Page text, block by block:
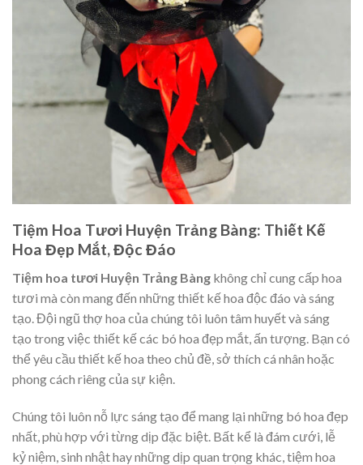
Tiệm Hoa Tươi Huyện Trảng Bàng: Thiết Kế
Hoa Đẹp Mắt, Độc Đáo
Tiệm hoa tươi Huyện Trảng Bàng không chỉ cung cấp hoa
tươi mà còn mang đến những thiết kế hoa độc đáo và sáng
tạo. Đội ngũ thợ hoa của chúng tôi luôn tâm huyết và sáng
tạo trong việc thiết kế các bó hoa đẹp mắt, ấn tượng. Bạn có
thể yêu cầu thiết kế hoa theo chủ đề, sở thích cá nhân hoặc
phong cách riêng của sự kiện.
Chúng tôi luôn nỗ lực sáng tạo để mang lại những bó hoa đẹp
nhất, phù hợp với từng dịp đặc biệt. Bất kể là đám cưới, lễ
kỷ niệm, sinh nhật hay những dịp quan trọng khác, tiệm hoa